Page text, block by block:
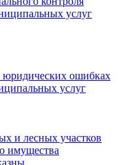
услуг
ошибках
услуг
и лесных участков
имущества